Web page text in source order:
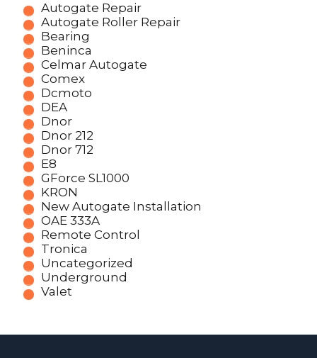
Autogate Repair
Autogate Roller Repair
Bearing
Beninca
Celmar Autogate
Comex
Dcmoto
DEA
Dnor
Dnor 212
Dnor 712
E8
GForce SL1000
KRON
New Autogate Installation
OAE 333A
Remote Control
Tronica
Uncategorized
Underground
Valet